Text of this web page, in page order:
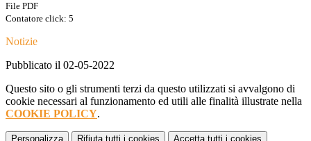
File PDF
Contatore click: 5
Notizie
Pubblicato il 02-05-2022
Questo sito o gli strumenti terzi da questo utilizzati si avvalgono di
cookie necessari al funzionamento ed utili alle finalità illustrate nella
COOKIE POLICY.
Personalizza Rifiuta tutti i cookies Accetta tutti i cookies